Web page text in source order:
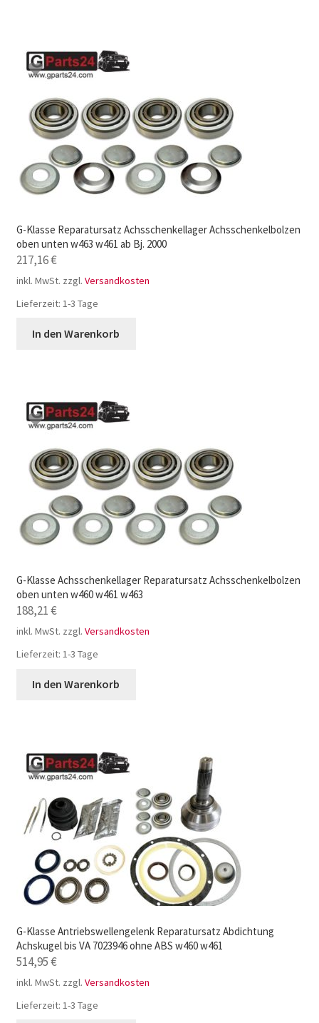
G-Klasse Reparatursatz Achsschenkellager Achsschenkelbolzen
oben unten w463 w461 ab Bj. 2000
217,16€
inkl. MwSt. zzgl. Versandkosten
Lieferzeit: 1-3 Tage
In den Warenkorb
G-Klasse Achsschenkellager Reparatursatz Achsschenkelbolzen
oben unten w460 w461 w463
188,21€
inkl. MwSt. zzgl. Versandkosten
Lieferzeit: 1-3 Tage
In den Warenkorb
G-Klasse Antriebswellengelenk Reparatursatz Abdichtung
Achskugel bis VA 7023946 ohne ABS w460 w461
514,95€
inkl. MwSt. zzgl. Versandkosten
Lieferzeit: 1-3 Tage